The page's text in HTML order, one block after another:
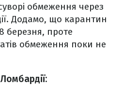
обмеження через
Додамо, що карантин
березня, проте
обмеження поки не